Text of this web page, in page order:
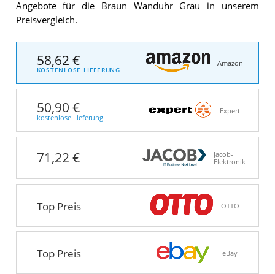
Angebote für die Braun Wanduhr Grau in unserem
Preisvergleich.
58,62 €
KOSTENLOSE LIEFERUNG
Amazon
50,90 €
kostenlose Lieferung
Expert
71,22 €
Jacob-
Elektronik
Top Preis OTTO
Top Preis eBay